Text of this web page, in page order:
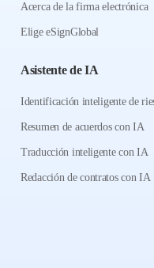
Acerca de la firma electrónica
Elige eSignGlobal
Asistente de IA
Identificación inteligente de
Resumen de acuerdos con IA
Traducción inteligente con IA
Redacción de contratos con IA